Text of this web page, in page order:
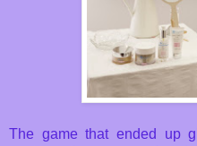
The game that ended up